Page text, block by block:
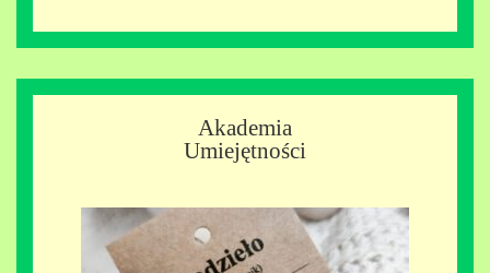
Akademia
Umiejętności